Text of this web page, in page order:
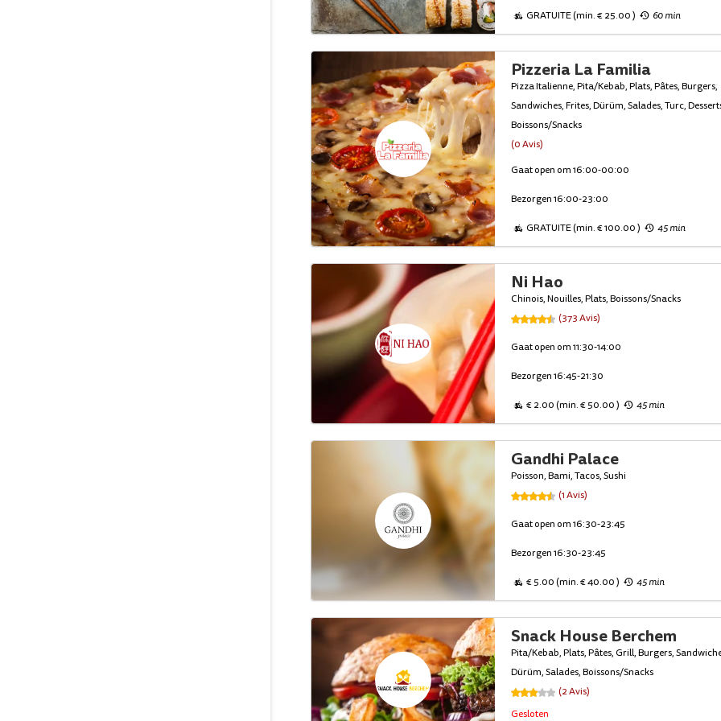
GRATUITE (min. € 25.00 ) 60 min
Pizzeria La Familia
Pizza Italienne, Pita/Kebab, Plats, Pâtes, Burgers,
Sandwiches, Frites, Dürüm, Salades, Turc,
Boissons/Snacks
(0 Avis)
Gaat open om 16:00-00:00
Bezorgen 16:00-23:00
GRATUITE (min. € 100.00 ) 45 min
Ni Hao
Chinois, Nouilles, Plats, Boissons/Snacks
(373 Avis)
Gaat open om 11:30-14:00
Bezorgen 16:45-21:30
€ 2.00 (min. € 50.00 ) 45 min
Gandhi Palace
Poisson, Bami, Tacos, Sushi
(1 Avis)
Gaat open om 16:30-23:45
Bezorgen 16:30-23:45
€ 5.00 (min. € 40.00 ) 45 min
Snack House Berchem
Pita/Kebab, Plats, Pâtes, Grill, Burgers,
Dürüm, Salades, Boissons/Snacks
(2 Avis)
Gesloten